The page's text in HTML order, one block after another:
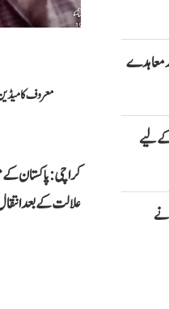
معروف کامیڈین
کراچی: پاکستان کے
علالت کے بعد
معاہدے
لیے
نے